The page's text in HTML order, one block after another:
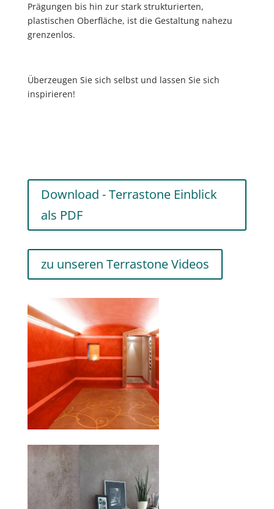
Prägungen bis hin zur stark strukturierten,
plastischen Oberfläche, ist die Gestaltung nahezu
grenzenlos.
Überzeugen Sie sich selbst und lassen Sie sich
inspirieren!
Download - Terrastone Einblick
als PDF
zu unseren Terrastone Videos